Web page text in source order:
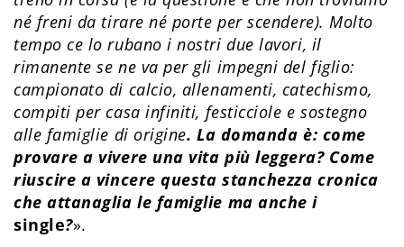
né freni da tirare né porte per scendere). Molto
tempo ce lo rubano i nostri due lavori, il
rimanente se ne va per gli impegni del figlio:
campionato di calcio, allenamenti, catechismo,
compiti per casa infiniti, festicciole e sostegno
alle famiglie di origine. La domanda è: come
provare a vivere una vita più leggera? Come
riuscire a vincere questa stanchezza cronica
che attanaglia le famiglie ma anche i
single?».